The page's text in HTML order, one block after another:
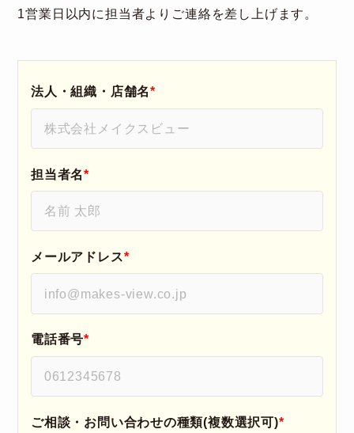
1営業日以内に担当者よりご連絡を差し上げます。
法人・組織・店舗名*
担当者名*
メールアドレス*
電話番号*
ご相談・お問い合わせの種類(複数選択可)*